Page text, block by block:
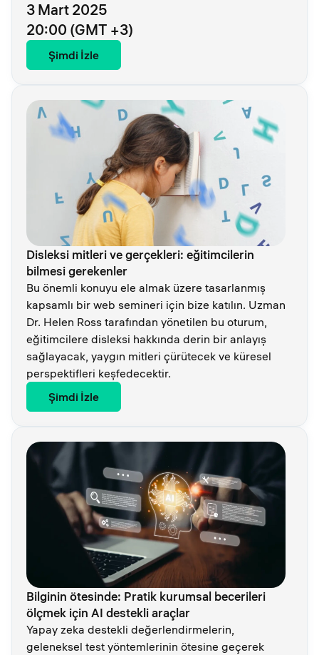
3 Mart 2025
20:00 (GMT +3)
Şimdi İzle
Disleksi mitleri ve gerçekleri: eğitimcilerin
bilmesi gerekenler
Bu önemli konuyu ele almak üzere tasarlanmış
kapsamlı bir web semineri için bize katılın. Uzman
Dr. Helen Ross tarafından yönetilen bu oturum,
eğitimcilere disleksi hakkında derin bir anlayış
sağlayacak, yaygın mitleri çürütecek ve küresel
perspektifleri keşfedecektir.
Şimdi İzle
Bilginin ötesinde: Pratik kurumsal becerileri
ölçmek için AI destekli araçlar
Yapay zeka destekli değerlendirmelerin,
geleneksel test yöntemlerinin ötesine geçerek